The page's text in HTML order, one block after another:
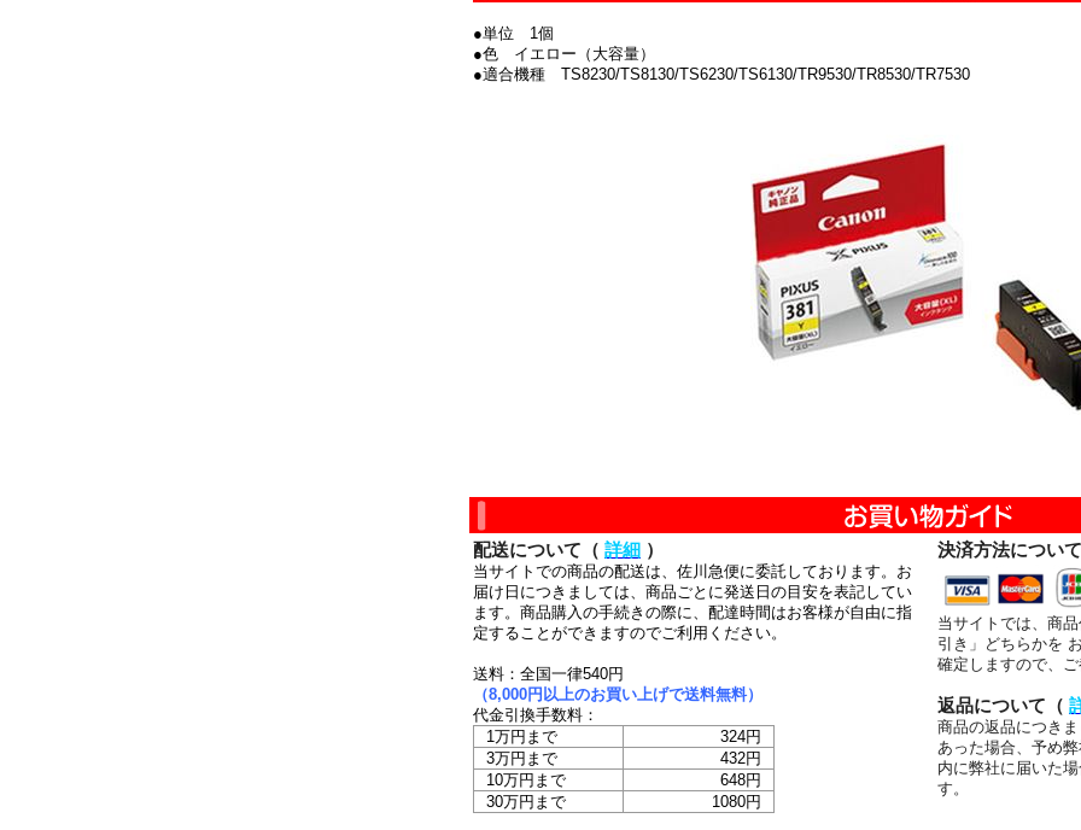
●単位 1個
●色 イエロー（大容量）
●適合機種 TS8230/TS8130/TS6230/TS6130/TR9530/TR8530/TR7530
配送について（ 詳細 ）
当サイトでの商品の配送は、佐川急便に委託しております。お
届け日につきましては、商品ごとに発送日の目安を表記してい
ます。商品購入の手続きの際に、配達時間はお客様が自由に指
定することができますのでご利用ください。
送料：全国一律540円
（8,000円以上のお買い上げで送料無料）
代金引換手数料：
1万円まで
324円
3万円まで
432円
10万円まで
648円
30万円まで
1080円
決済方法につい
当サイトでは、商
引き」どちらかを
確定しますので、
返品について（
商品の返品につき
あった場合、予め
内に弊社に届いた
す。